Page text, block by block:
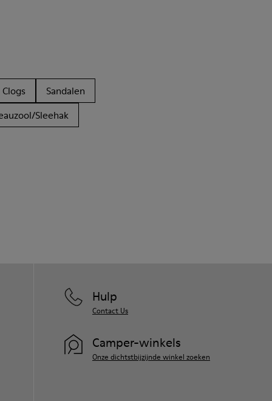
Clogs
Sandalen
Sleehak
Hulp
Contact Us
Camper-winkels
Onze dichtstbijzijnde winkel zoeken